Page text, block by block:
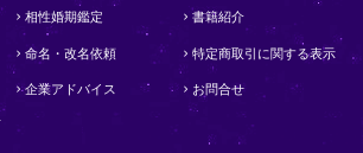
相性婚期鑑定
命名・改名依頼
企業アドバイス
書籍紹介
特定商取引に関する表示
お問合せ